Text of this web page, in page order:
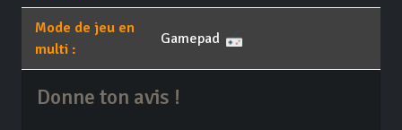
Mode de jeu en
multi :
Gamepad
Donne ton avis !